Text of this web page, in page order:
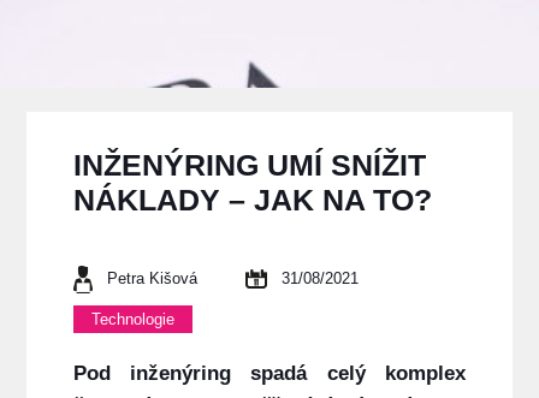
INŽENÝRING UMÍ SNÍŽIT
NÁKLADY – JAK NA TO?
Petra Kišová 31/08/2021
Technologie
Pod inženýring spadá celý komplex